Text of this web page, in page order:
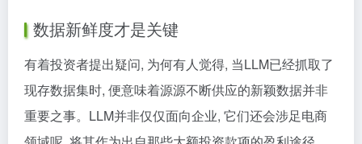
数据新鲜度才是关键
有着投资者提出疑问, 为何有人觉得, 当LLM已经抓取了
现存数据集时, 便意味着源源不断供应的新颖数据并非
重要之事。LLM并非仅仅面向企业, 它们还会涉足电商